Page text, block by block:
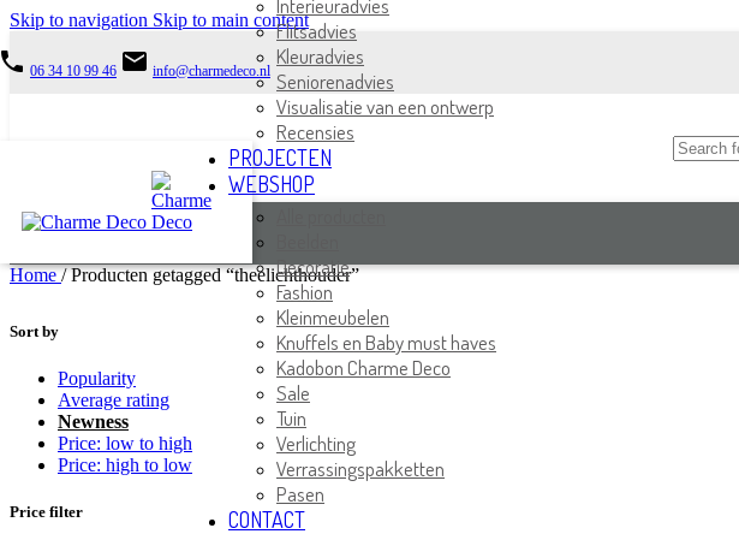
Skip to navigation Skip to main content
06 34 10 99 46 email info@charmedeco.nl
Interieuradvies
Flitsadvies
Kleuradvies
Seniorenadvies
Visualisatie van een ontwerp
Recensies
PROJECTEN
WEBSHOP
Decoratie
Fashion
Kleinmeubelen
Knuffels en Baby must haves
Kadobon Charme Deco
Sale
Tuin
Verlichting
Verrassingspakketten
Pasen
CONTACT
Home/ Producten getagged “theelichthouder”
Sort by
Popularity
Average rating
Newness
Price: low to high
Price: high to low
Price filter